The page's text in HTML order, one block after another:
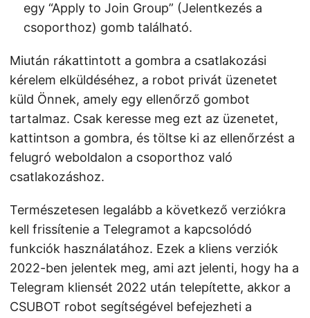
egy “Apply to Join Group” (Jelentkezés a
csoporthoz) gomb található.
Miután rákattintott a gombra a csatlakozási
kérelem elküldéséhez, a robot privát üzenetet
küld Önnek, amely egy ellenőrző gombot
tartalmaz. Csak keresse meg ezt az üzenetet,
kattintson a gombra, és töltse ki az ellenőrzést a
felugró weboldalon a csoporthoz való
csatlakozáshoz.
Természetesen legalább a következő verziókra
kell frissítenie a Telegramot a kapcsolódó
funkciók használatához. Ezek a kliens verziók
2022-ben jelentek meg, ami azt jelenti, hogy ha a
Telegram kliensét 2022 után telepítette, akkor a
CSUBOT robot segítségével befejezheti a